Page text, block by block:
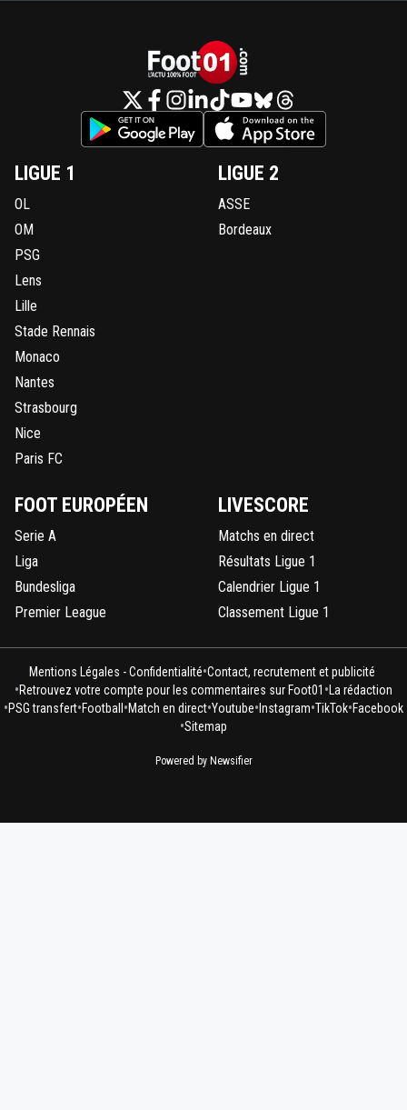
LIGUE 1
OL
OM
PSG
Lens
Lille
Stade Rennais
Monaco
Nantes
Strasbourg
Nice
Paris FC
LIGUE 2
ASSE
Bordeaux
FOOT EUROPÉEN
Serie A
Liga
Bundesliga
Premier League
LIVESCORE
Matchs en direct
Résultats Ligue 1
Calendrier Ligue 1
Classement Ligue 1
Mentions Légales - Confidentialité•Contact, recrutement et publicité
•Retrouvez votre compte pour les commentaires sur Foot01 • La rédaction
•PSG transfert•Football •Match en direct•Youtube• Instagram•TikTok•Facebook
•Sitemap
Powered by Newsifier